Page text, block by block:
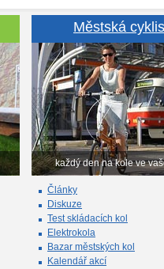
Městská
každý den na kole ve
Články
Diskuze
Test skládacích kol
Elektrokola
Bazar městských kol
Kalendář akcí